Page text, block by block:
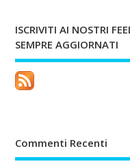
ISCRIVITI AI NOSTRI
SEMPRE AGGIORNATI
Commenti Recenti